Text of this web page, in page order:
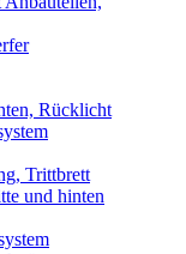
Rücklicht
Trittbrett
und hinten